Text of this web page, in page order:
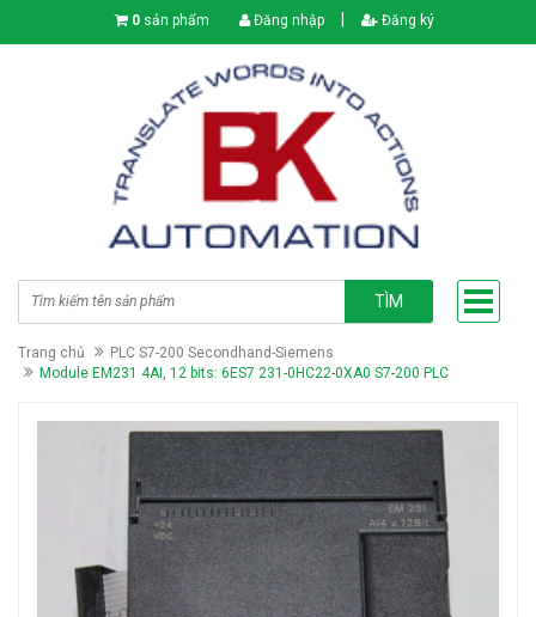
0 sản phẩm Đăng nhập Đăng ký
TÌM
Trang chủ
PLC S7-200 Secondhand-Siemens
Module EM231 4AI, 12 bits: 6ES7 231-0HC22-0XA0 S7-200 PLC